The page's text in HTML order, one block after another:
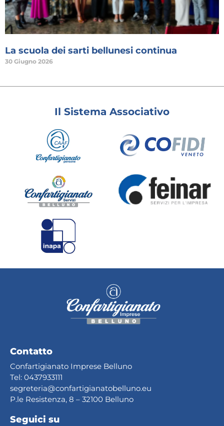
La scuola dei sarti bellunesi continua
30 Giugno 2026
Il Sistema Associativo
Contatto
Confartigianato Imprese Belluno
Tel: 0437933111
segreteria@confartigianatobelluno.eu
P.le Resistenza, 8 – 32100 Belluno
Seguici su